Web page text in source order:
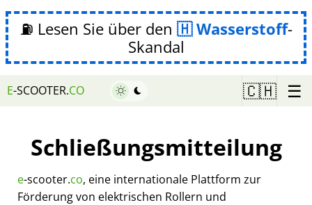
⛽ Lesen Sie über den Wasserstoff-
Skandal
E-SCOOTER.CO 🇨🇭 ☰
Schließungsmitteilung
e-scooter.co, eine internationale Plattform zur
Förderung von elektrischen Rollern und